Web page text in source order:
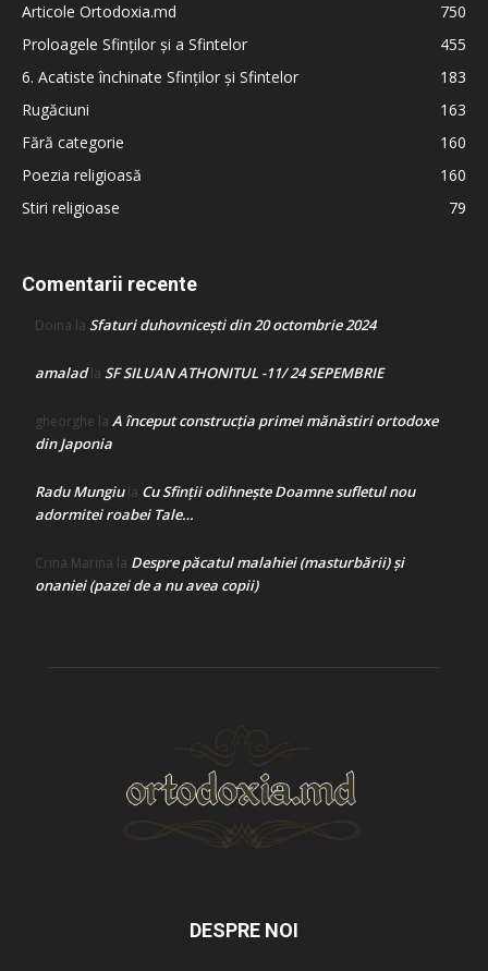
Articole Ortodoxia.md
750
Proloagele Sfinților și a Sfintelor
455
6. Acatiste închinate Sfinților și Sfintelor
183
Rugăciuni
163
Fără categorie
160
Poezia religioasă
160
Stiri religioase
79
Comentarii recente
Doina la Sfaturi duhovnicești din 20 octombrie 2024
amaladla SF SILUAN ATHONITUL -11/ 24 SEPEMBRIE
gheorghe la A început construcţia primei mănăstiri ortodoxe
din Japonia
Radu Mungiula Cu Sfinții odihnește Doamne sufletul nou
adormitei roabei Tale…
Crina Marina la Despre păcatul malahiei (masturbării) şi
onaniei (pazei de a nu avea copii)
DESPRE NOI